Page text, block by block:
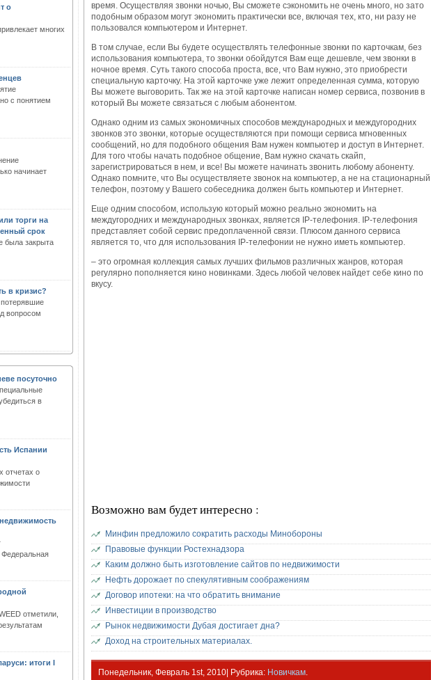
о
многих
с понятием
начинает
торги на
срок
была закрыта
в кризис?
вопросом
посуточно
в
Испании
отчетах о
отметили,
итоги I
время. Осуществляя звонки ночью, Вы сможете сэкономить не очень много, но зато
подобным образом могут экономить практически все, включая тех, кто, ни разу не
пользовался компьютером и Интернет.
В том случае, если Вы будете осуществлять телефонные звонки по карточкам, без
использования компьютера, то звонки обойдутся Вам еще дешевле, чем звонки в
ночное время. Суть такого способа проста, все, что Вам нужно, это приобрести
специальную карточку. На этой карточке уже лежит определенная сумма, которую
Вы можете выговорить. Так же на этой карточке написан номер сервиса, позвонив в
который Вы можете связаться с любым абонентом.
Однако одним из самых экономичных способов международных и междугородних
звонков это звонки, которые осуществляются при помощи сервиса мгновенных
сообщений, но для подобного общения Вам нужен компьютер и доступ в Интернет.
Для того чтобы начать подобное общение, Вам нужно скачать скайп,
зарегистрироваться в нем, и все! Вы можете начинать звонить любому абоненту.
Однако помните, что Вы осуществляете звонок на компьютер, а не на стационарный
телефон, поэтому у Вашего собеседника должен быть компьютер и Интернет.
Еще одним способом, использую который можно реально экономить на
междугородних и международных звонках, является IP-телефония. IP-телефония
представляет собой сервис предоплаченной связи. Плюсом данного сервиса
является то, что для использования IP-телефонии не нужно иметь компьютер.
– это огромная коллекция самых лучших фильмов различных жанров, которая
регулярно пополняется кино новинками. Здесь любой человек найдет себе кино по
вкусу.
Возможно вам будет интересно :
Минфин предложило сократить расходы Минобороны
Правовые функции Ростехнадзора
Каким должно быть изготовление сайтов по недвижимости
Нефть дорожает по спекулятивным соображениям
Договор ипотеки: на что обратить внимание
Инвестиции в производство
Рынок недвижимости Дубая достигает дна?
Доход на строительных материалах.
Понедельник, Февраль 1st, 2010| Рубрика: Новичкам.